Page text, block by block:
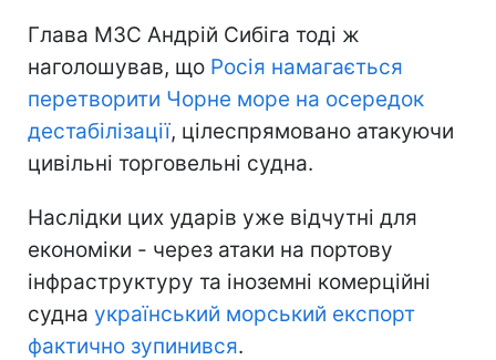
Глава МЗС Андрій Сибіга тоді ж
наголошував, що Росія намагається
перетворити Чорне море на осередок
дестабілізації, цілеспрямовано атакуючи
цивільні торговельні судна.
Наслідки цих ударів уже відчутні для
економіки - через атаки на портову
інфраструктуру та іноземні комерційні
судна український морський експорт
фактично зупинився.